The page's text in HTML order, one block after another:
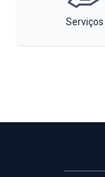
Serviços